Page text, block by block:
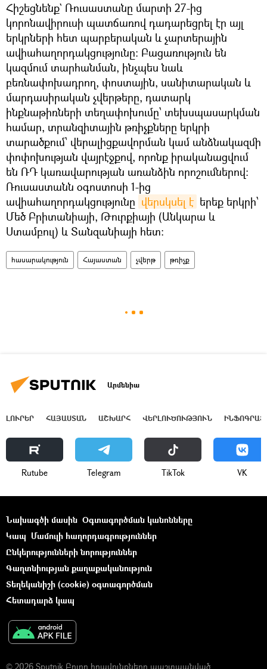
Հիշեցնենք` Ռուսաստանը մարտի 27-ից
կորոնավիրուսի պատճառով դադարեցրել էր այլ
երկրների հետ պարբերական և չարտերային
ավիահաղորդակցությունը։ Բացառություն են
կազմում տարհանման, ինչպես նաև
բեռնափոխադրող, փոստային, սանիտարական և
մարդասիրական չվերթերը, դատարկ
ինքնաթիռների տեղափոխումը՝ տեխսպասարկման
համար, տրանզիտային թռիչքները երկրի
տարածքում՝ վերալիցքավորման կամ անձնակազմի
փոփոխության վայրէջքով, որոնք իրականացվում
են ՌԴ կառավարության առանձին որոշումներով։
Ռուսաստանն օգոստոսի 1-ից
ավիահաղորդակցությունը վերսկսել է երեք երկրի՝
Մեծ Բրիտանիայի, Թուրքիայի (Անկարա և
Ստամբուլ) և Տանզանիայի հետ:
հասարակություն Հայաստան չվերթ թռիչք
Արմենիա
ԼՈՒՐԵՐ ՀԱՅԱՍՏԱՆ ԱՇԽԱՐՀ ՎԵՐԼՈՒԾՈՒԹՅՈՒՆ
Rutube Telegram ТikТоk VK
Նախագծի մասին Օգտագործման կանոնները
Կապ Մամուլի հաղորդագրություններ
Ընկերությունների նորություններ
Գաղտնիության քաղաքականություն
Տեղեկանիշի (cookie) օգտագործման
Հետադարձ կապ
© 2026 Sputnik Բոլոր իրավունքները պաշտպանված